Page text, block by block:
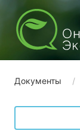
Документы